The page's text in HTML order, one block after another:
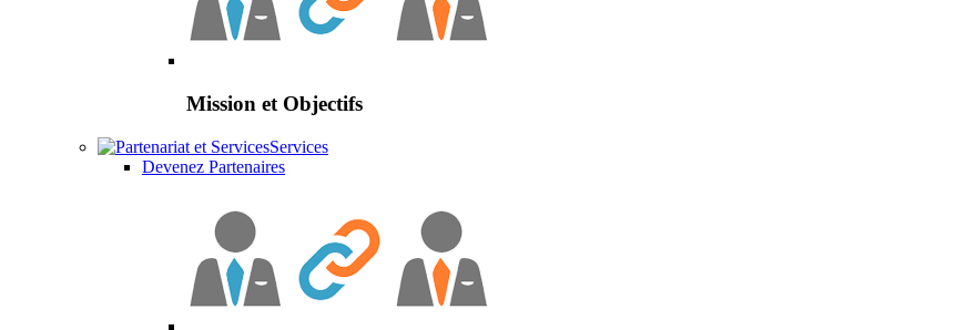
Mission et Objectifs
Services
Devenez Partenaires